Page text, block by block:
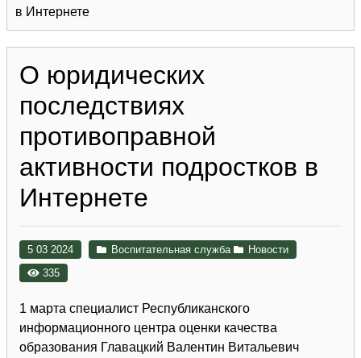
в Интернете
О юридических
последствиях
противоправной
активности подростков в
Интернете
5 03 2024 Воспитательная служба
Новости
335
1 марта специалист Республиканского
информационного центра оценки качества
образования Главацкий Валентин Витальевич